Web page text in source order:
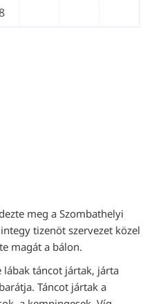
meg a Szombathelyi
tizenöt szervezet közel
magát a bálon.
lábak táncot jártak, járta
Táncot jártak a